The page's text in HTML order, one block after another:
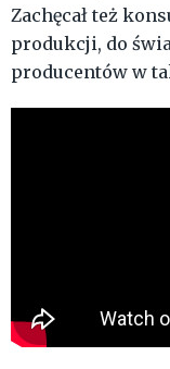
Zachęcał też
produkcji, do
producentów w